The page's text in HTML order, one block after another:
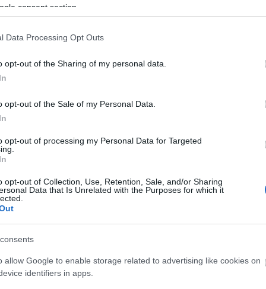
consent section.
Data Processing Opt Outs
opt-out of the Sharing of my personal data.
opt-out of the Sale of my Personal Data.
opt-out of processing my Personal Data for Targeted
opt-out of Collection, Use, Retention, Sale, and/or Sharing
Data that Is Unrelated with the Purposes for which it
allow Google to enable storage related to advertising like cookies on
identifiers in apps.
Olyan ország kéne, ahol a bűnösöket lecsukják, az
Volt, aki arra hívta fel a figyelmet, hogy ennyi határátkelő
hogy a szülők rontottak el valamit, hiszen 1-1,5 millió
nem reális.
„Néhány száz embernél lehetne ilyen dolgokról
rontották el, hogy életrevalónak neveltek, s nem akarták,
Nagyon bosszantó, hogy ilyen nyilatkozatok születnek,
miközben magukba kellene nézni. S igazából nekünk, és
azt az országot építeni, bár én inkább Európai Unió párti
tűnik, csak egy álom marad.”
Akadt, aki a történelem kivándorolt nagyjait (Puskás
nagy része, a sok magyar Nobel-díjas) említette fel,
nagyon elrontottak”.
És hát persze rengeteg embernél ott vannak az anyagi